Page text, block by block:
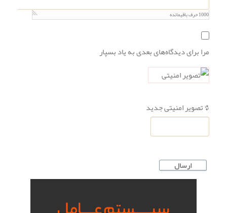
1000حرف باقیمانده
مرا برای دیدگاه‌های بعدی به یاد بسپار
تصویر امنیتی جدید
ارسال